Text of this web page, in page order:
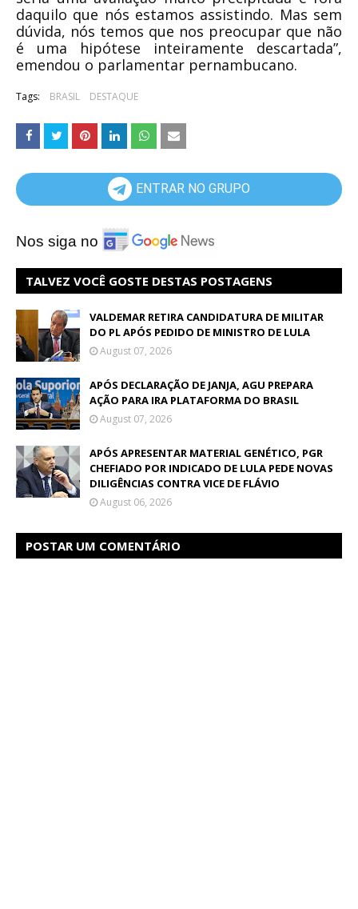
daquilo que nós estamos assistindo. Mas sem
dúvida, nós temos que nos preocupar que não
é uma hipótese inteiramente descartada”,
emendou o parlamentar pernambucano.
Tags: BRASIL DESTAQUE
ENTRAR NO GRUPO
Nos siga no
TALVEZ VOCÊ GOSTE DESTAS POSTAGENS
VALDEMAR RETIRA CANDIDATURA DE MILITAR
DO PL APÓS PEDIDO DE MINISTRO DE LULA
August 07, 2026
APÓS DECLARAÇÃO DE JANJA, AGU PREPARA
AÇÃO PARA IRA PLATAFORMA DO BRASIL
August 07, 2026
APÓS APRESENTAR MATERIAL GENÉTICO, PGR
CHEFIADO POR INDICADO DE LULA PEDE NOVAS
DILIGÊNCIAS CONTRA VICE DE FLÁVIO
August 06, 2026
POSTAR UM COMENTÁRIO